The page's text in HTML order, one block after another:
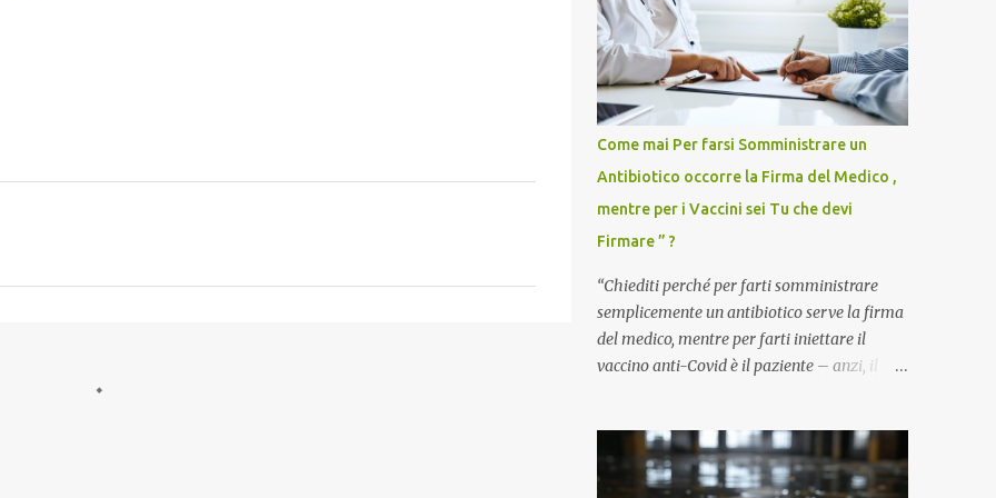
Come mai Per farsi Somministrare un
Antibiotico occorre la Firma del Medico ,
mentre per i Vaccini sei Tu che devi
Firmare ” ?
“Chiediti perché per farti somministrare
semplicemente un antibiotico serve la firma
del medico, mentre per farti iniettare il
vaccino anti-Covid è il paziente – anzi, il
domanda tanto semplice quanto devastante
quella posta dal dottor Andrea Stramezzi,